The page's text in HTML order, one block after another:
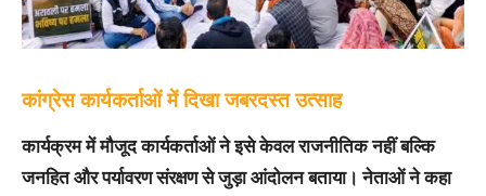
कांग्रेस कार्यकर्ताओं में दिखा जबरदस्त उत्साह
कार्यक्रम में मौजूद कार्यकर्ताओं ने इसे केवल राजनीतिक नहीं बल्कि
जनहित और पर्यावरण संरक्षण से जुड़ा आंदोलन बताया। नेताओं ने कहा